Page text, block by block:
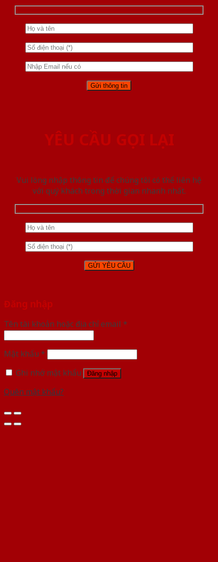
YÊU CẦU GỌI LẠI
Vui lòng nhập thông tin để chúng tôi có thể liên hệ
với quý khách trong thời gian nhanh nhất.
Đăng nhập
Tên tài khoản hoặc địa chỉ email *
Mật khẩu *
Ghi nhớ mật khẩu
Đăng nhập
Quên mật khẩu?